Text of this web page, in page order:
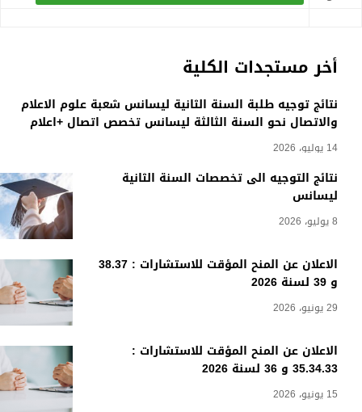
أخر مستجدات الكلية
نتائج توجيه طلبة السنة الثانية ليسانس شعبة علوم الاعلام
والاتصال نحو السنة الثالثة ليسانس تخصص اتصال +اعلام
14 يوليو، 2026
نتائج التوجيه الى تخصصات السنة الثانية
ليسانس
8 يوليو، 2026
الاعلان عن المنح المؤقت للاستشارات : 38.37
و 39 لسنة 2026
29 يونيو، 2026
الاعلان عن المنح المؤقت للاستشارات :
35.34.33 و 36 لسنة 2026
15 يونيو، 2026